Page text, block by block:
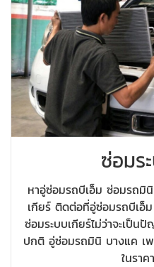
ซ่อมร
หาอู่ซ่อมรถบีเอ็ม ซ่อมรถมิ
เกียร์ ติดต่อที่อู่ซ่อมรถบีเอ็
ซ่อมระบบเกียร์ไม่ว่าจะเป็น
ปกติ อู่ซ่อมรถมินิ บางแค เ
ในรา